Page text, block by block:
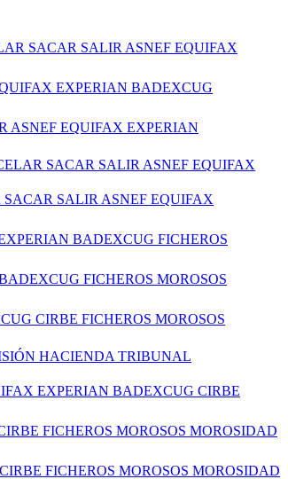
SACAR SALIR ASNEF EQUIFAX
EXPERIAN BADEXCUG
ASNEF EQUIFAX EXPERIAN
SACAR SALIR ASNEF EQUIFAX
SALIR ASNEF EQUIFAX
BADEXCUG FICHEROS
FICHEROS MOROSOS
CIRBE FICHEROS MOROSOS
HACIENDA TRIBUNAL
EXPERIAN BADEXCUG CIRBE
FICHEROS MOROSOS MOROSIDAD
FICHEROS MOROSOS MOROSIDAD